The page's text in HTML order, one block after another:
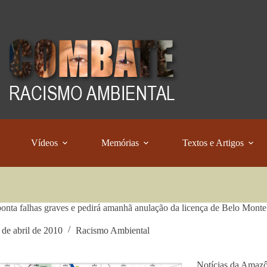
Vídeos Memórias Textos e Artigos
falhas graves e pedirá amanhã anulação da licença de Belo Monte
de abril de 2010 Racismo Ambiental
Notícias da